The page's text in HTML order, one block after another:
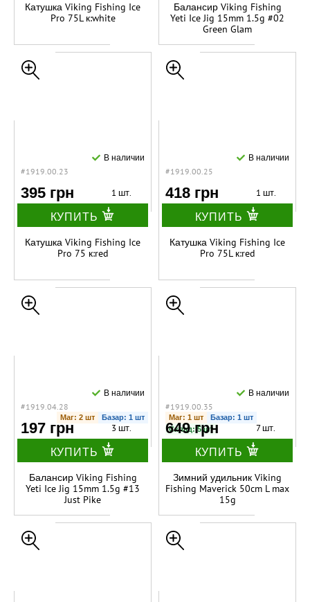
Катушка Viking Fishing Ice
Pro 75L к:white
Балансир Viking Fishing
Yeti Ice Jig 15mm 1.5g #02
Green Glam
#1919.00.23
В наличии
395 грн 1 шт.
КУПИТЬ
Катушка Viking Fishing Ice
Pro 75 к:red
#1919.00.25
В наличии
418 грн 1 шт.
КУПИТЬ
Катушка Viking Fishing Ice
Pro 75L к:red
#1919.04.28
В наличии
Маг: 2 шт Базар: 1 шт
197 грн 3 шт.
КУПИТЬ
Балансир Viking Fishing
Yeti Ice Jig 15mm 1.5g #13
Just Pike
#1919.00.35
В наличии
Маг: 1 шт
Базар: 1 шт
Склад: 5 шт
649 грн 7 шт.
КУПИТЬ
Зимний удильник Viking
Fishing Maverick 50cm L max
15g